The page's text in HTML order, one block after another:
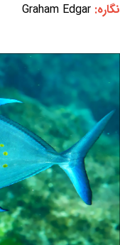
نگاره: Graham Edgar